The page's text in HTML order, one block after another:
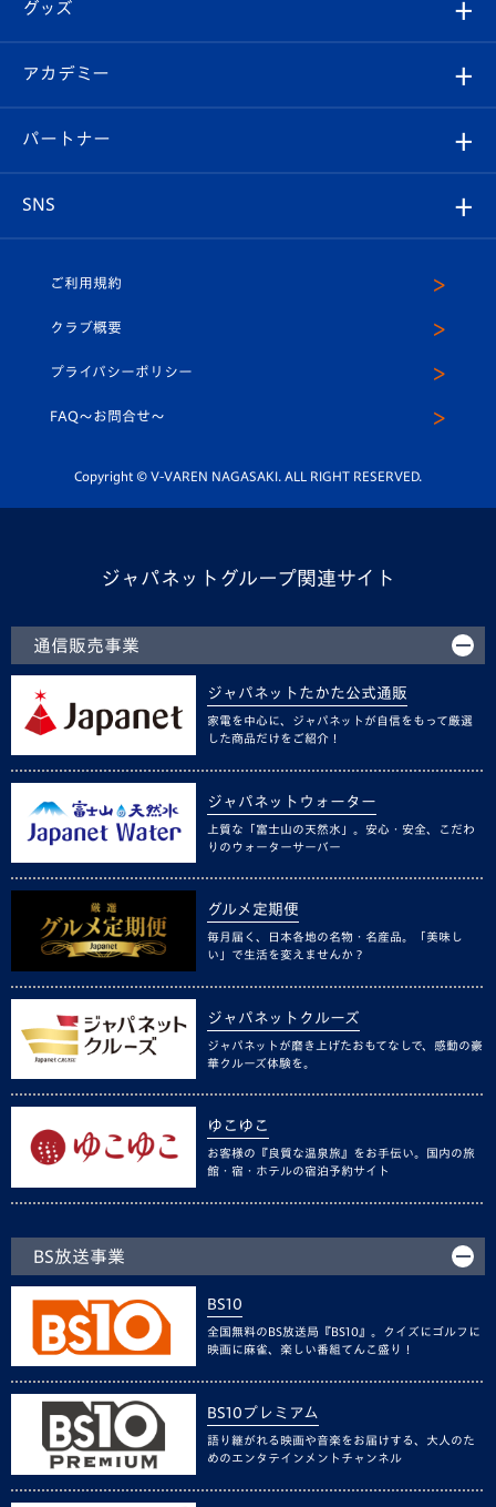
チケット
イベント
メディア
ホームタウン
スタッフプロフィール
マスコット紹介
平和祈念活動
ホームタウン活動
Revive Team
ヴィヴィくんの長崎おもてなしガイド
フォトギャラリー
スタジアムグルメ
V-LOVERS（ファンクラブ）
プレイヤーズスイート
グッズ
オンラインショップ
店舗情報
アカデミー
育成からのお知らせ
U-18
スクール
パートナー
SNS
ヴィヴィくんインスタグラム
公式LINE＠
ご利用規約
クラブ概要
プライバシーポリシー
FAQ〜お問合せ〜
Copyright © V-VAREN NAGASAKI. ALL RIGHT RESERVED.
ジャパネットグループ関連サイト
通信販売事業
ジャパネットたかた公式通販
家電を中心に、ジャパネットが自信をもって厳選
した商品だけをご紹介！
ジャパネットウォーター
上質な「富士山の天然水」。安心・安全、こだわ
りのウォーターサーバー
グルメ定期便
毎月届く、日本各地の名物・名産品。「美味し
い」で生活を変えませんか？
ジャパネットクルーズ
ジャパネットが磨き上げたおもてなしで、感動の豪
華クルーズ体験を。
ゆこゆこ
お客様の『良質な温泉旅』をお手伝い。国内の旅
館・宿・ホテルの宿泊予約サイト
BS放送事業
BS10
全国無料のBS放送局『BS10』。クイズにゴルフに
映画に麻雀、楽しい番組てんこ盛り！
BS10プレミアム
語り継がれる映画や音楽をお届けする、大人のた
めのエンタテインメントチャンネル